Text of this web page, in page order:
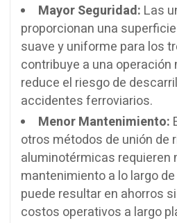
Mayor Seguridad: Las
proporcionan una
suave y uniforme para los
contribuye a una operación
reduce el riesgo de
accidentes ferroviarios.
Menor Mantenimiento:
otros métodos de unión de
aluminotérmicas requieren
mantenimiento a lo largo
puede resultar en ahorros
costos operativos a largo